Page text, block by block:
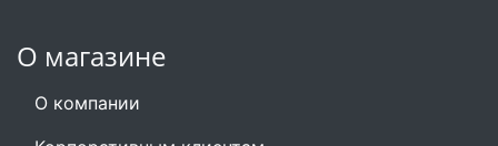
О магазине
О компании